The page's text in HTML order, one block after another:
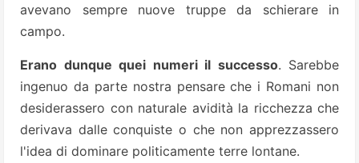
avevano sempre nuove truppe da schierare in
campo.
Erano dunque quei numeri il successo. Sarebbe
ingenuo da parte nostra pensare che i Romani non
desiderassero con naturale avidità la ricchezza che
derivava dalle conquiste o che non apprezzassero
l'idea di dominare politicamente terre lontane.